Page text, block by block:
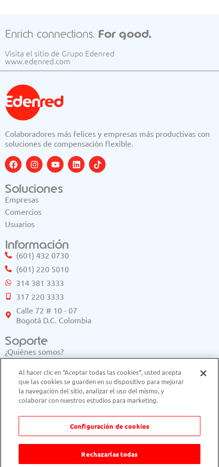
Enrich connections. For good.
Visita el sitio de Grupo Edenred
www.edenred.com
Colaboradores más felices y empresas más productivas con
soluciones de compensación flexible.
Soluciones
Empresas
Comercios
Usuarios
Información
(601) 432 0730
(601) 220 5010
314 381 3333
317 220 3333
Calle 72 # 10 - 07
Bogotá D.C. Colombia
Soporte
¿Quiénes somos?
Ayuda
clientes@edenred.co
comercios@edenred.co
usuarios@edenred.co
Disponible
Al hacer clic en “Aceptar todas las cookies”, usted acepta
que las cookies se guarden en su dispositivo para mejorar
la navegación del sitio, analizar el uso del mismo, y
colaborar con nuestros estudios para marketing.
Configuración de cookies
Rechazarlas todas